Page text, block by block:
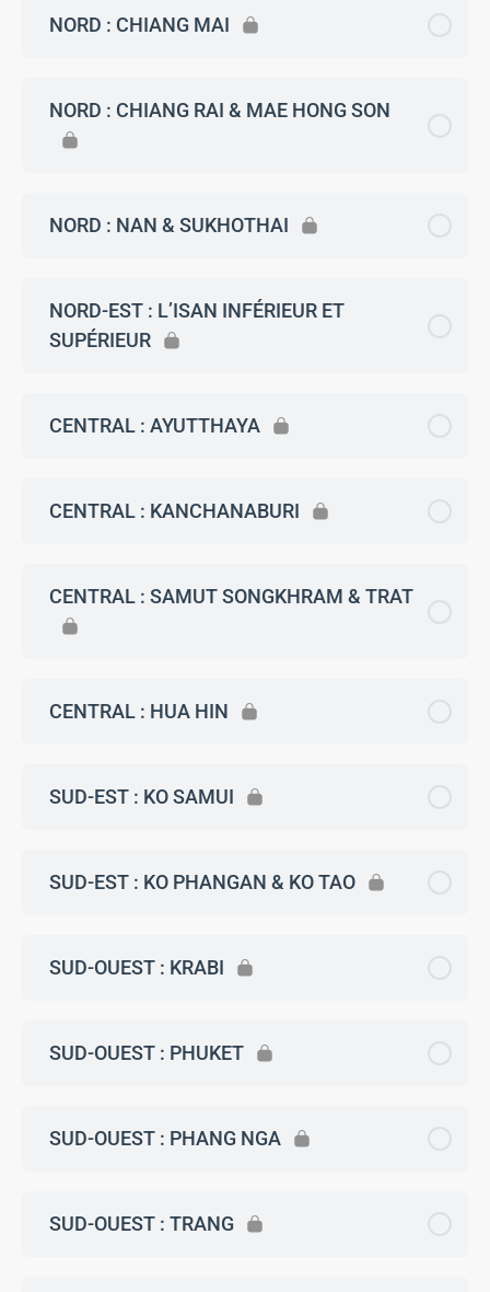
NORD : CHIANG MAI
NORD : CHIANG RAI & MAE HONG SON
NORD : NAN & SUKHOTHAI
NORD-EST : L’ISAN INFÉRIEUR ET
SUPÉRIEUR
CENTRAL : AYUTTHAYA
CENTRAL : KANCHANABURI
CENTRAL : SAMUT SONGKHRAM & TRAT
CENTRAL : HUA HIN
SUD-EST : KO SAMUI
SUD-EST : KO PHANGAN & KO TAO
SUD-OUEST : KRABI
SUD-OUEST : PHUKET
SUD-OUEST : PHANG NGA
SUD-OUEST : TRANG